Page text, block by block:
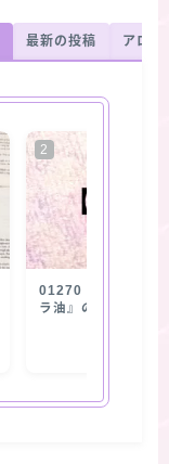
最新の投稿 アロマ
01270【抽出部位】
ラ油』の使用部位